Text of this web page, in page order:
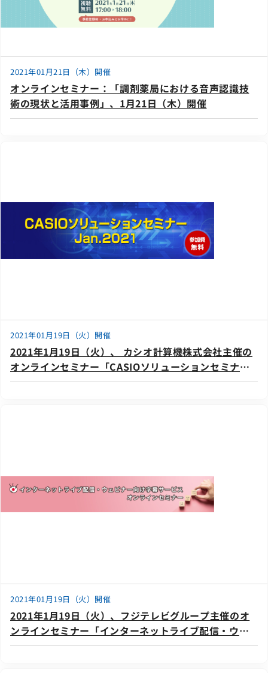
2021年01月21日（木）開催
オンラインセミナー：「調剤薬局における音声認識技
術の現状と活用事例」、1月21日（木）開催
2021年01月19日（火）開催
2021年1月19日（火）、 カシオ計算機株式会社主催の
オンラインセミナー「CASIOソリューションセミナー
Jan.2021」に登壇いたします。
2021年01月19日（火）開催
2021年1月19日（火）、フジテレビグループ主催のオ
ンラインセミナー「インターネットライブ配信・ウェ
ビナー向け字幕サービスオンラインセミナー」に登壇